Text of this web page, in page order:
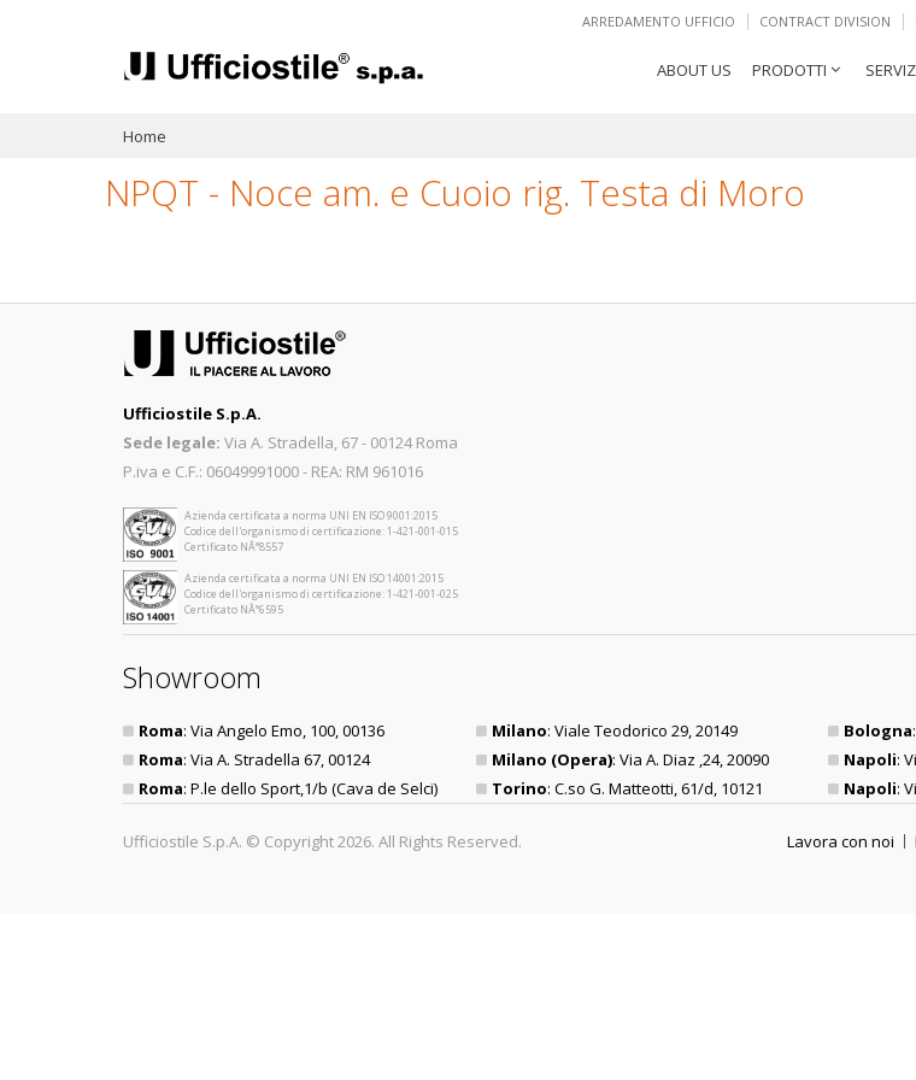
ARREDAMENTO UFFICIO CONTRACT DIVISION
ABOUT US PRODOTTI
Home
NPQT - Noce am. e Cuoio rig. Testa di Moro
Ufficiostile S.p.A.
Sede legale: Via A. Stradella, 67 - 00124 Roma
P.iva e C.F.: 06049991000 - REA: RM 961016
Azienda certificata a norma UNI EN ISO 9001:2015
Codice dell'organismo di certificazione: 1-421-001-015
Certificato NÂ°8557
Azienda certificata a norma UNI EN ISO 14001:2015
Codice dell'organismo di certificazione: 1-421-001-025
Certificato NÂ°6595
Showroom
Roma: Via Angelo Emo, 100, 00136
Roma: Via A. Stradella 67, 00124
Roma: P.le dello Sport,1/b (Cava de Selci)
Milano: Viale Teodorico 29, 20149
Milano (Opera): Via A. Diaz ,24, 20090
Torino: C.so G. Matteotti, 61/d, 10121
Bologna
Napoli:
Napoli:
Ufficiostile S.p.A. © Copyright 2026. All Rights Reserved. Lavora con noi